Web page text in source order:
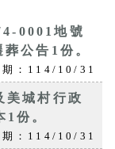
0001地號
公告1份。
期：114/10/31
美城村行政
份。
期：114/10/31